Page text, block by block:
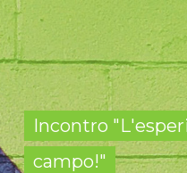
Incontro
campo!"